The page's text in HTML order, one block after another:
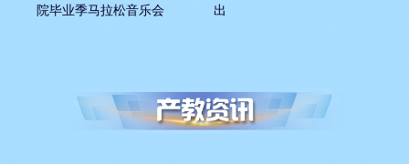
院毕业季马拉松音乐会
出